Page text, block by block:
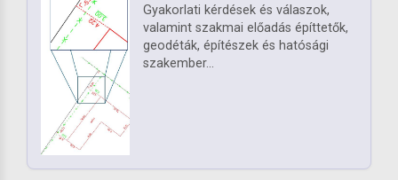
Gyakorlati kérdések és válaszok,
valamint szakmai előadás építtetők,
geodéták, építészek és hatósági
szakember...